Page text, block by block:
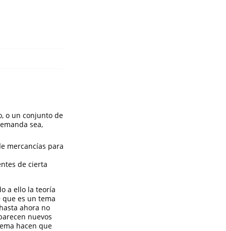
o un conjunto de
sea,
mercancías para
de cierta
a ello la teoría
es un tema
ahora no
nuevos
hacen que